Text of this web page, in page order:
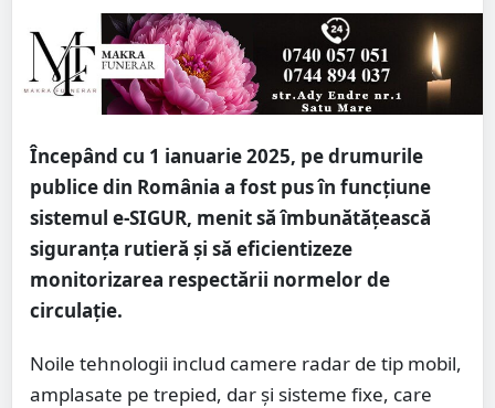
Începând cu 1 ianuarie 2025, pe drumurile
publice din România a fost pus în funcțiune
sistemul e-SIGUR, menit să îmbunătățească
siguranța rutieră și să eficientizeze
monitorizarea respectării normelor de
circulație.
Noile tehnologii includ camere radar de tip mobil,
amplasate pe trepied, dar și sisteme fixe, care